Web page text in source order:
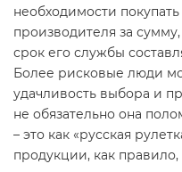
необходимости
производителя за
срок его службы
Более рисковые люди
удачливость выбора и
не обязательно она
– это как «русская
продукции, как